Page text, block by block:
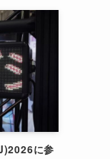
に参